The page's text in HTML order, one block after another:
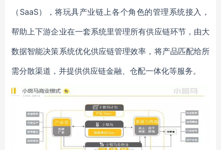
（SaaS），将玩具产业链上各个角色的管理系统接入，
帮助上下游企业在一套系统里管理所有供应链环节，由大
数据智能决策系统优化供应链管理效率，将产品匹配给所
需分散渠道，并提供供应链金融、仓配一体化等服务。